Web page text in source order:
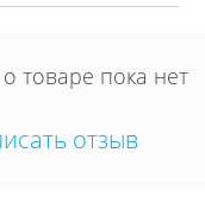
товаре пока нет
отзыв